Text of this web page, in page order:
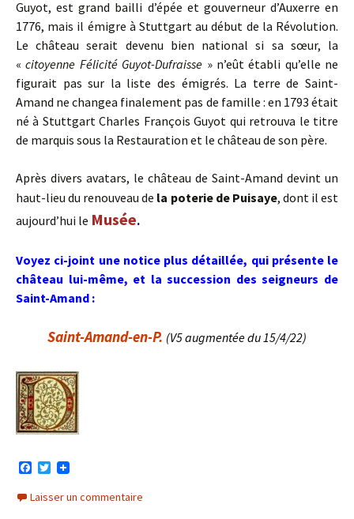
Guyot, est grand bailli d’épée et gouverneur d’Auxerre en
1776, mais il émigre à Stuttgart au début de la Révolution.
Le château serait devenu bien national si sa sœur, la
«citoyenne Félicité Guyot-Dufraisse » n’eût établi qu’elle ne
figurait pas sur la liste des émigrés. La terre de Saint-
Amand ne changea finalement pas de famille : en 1793 était
né à Stuttgart Charles François Guyot qui retrouva le titre
de marquis sous la Restauration et le château de son père.
Après divers avatars, le château de Saint-Amand devint un
haut-lieu du renouveau de la poterie de Puisaye, dont il est
aujourd’hui le Musée.
Voyez ci-joint une notice plus détaillée, qui présente le
château lui-même, et la succession des seigneurs de
Saint-Amand :
Saint-Amand-en-P. (V5 augmentée du 15/4/22)
c
e
T
i
t
Laisser un commentaire